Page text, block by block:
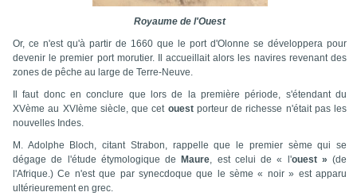
Royaume de l'Ouest
Or, ce n'est qu'à partir de 1660 que le port d'Olonne se développera pour
devenir le premier port morutier. Il accueillait alors les navires revenant des
zones de pêche au large de Terre-Neuve.
Il faut donc en conclure que lors de la première période, s'étendant du
XVème au XVIème siècle, que cet ouestporteur de richesse n'était pas les
nouvelles Indes.
M. Adolphe Bloch, citant Strabon, rappelle que le premier sème qui se
dégage de l'étude étymologique de
Maure, est celui de « l'ouest » (de
l'Afrique.) Ce n'est que par synecdoque que le sème « noir » est apparu
ultérieurement en grec.